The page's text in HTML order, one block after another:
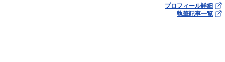
プロフィール詳細
執筆記事一覧